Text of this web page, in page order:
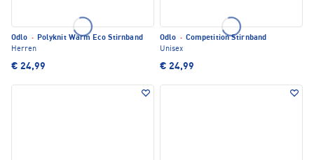
Odlo · Polyknit Warm Eco Stirnband
Herren
€ 24,99
Odlo · Competition Stirnband
Unisex
€ 24,99